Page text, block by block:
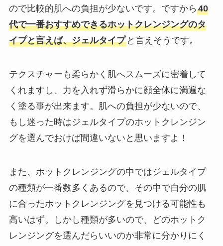
ので比較的肌への負担が少ないです。ですから 40
代で一番おすすめできるホットクレンジングのタ
イプと言えば、ジェルタイプと言えそうです。
テクスチャーも柔らかく肌へスムーズに密着して
くれますし、力を入れず滑らかに顔全体に満遍な
く塗る事が出来ます。肌への負担が少ないので、
もし迷った時はジェルタイプのホットクレンジン
グを選んでおけば間違いないと思いますよ！
また、ホットクレンジングの中ではジェルタイプ
の種類が一番数多くあるので、その中で自分の肌
に合ったホットクレンジングを見つける可能性も
高いはず。しかし種類が多いので、どのホットク
レンジングを選んだらいいのか非常に分かりにく